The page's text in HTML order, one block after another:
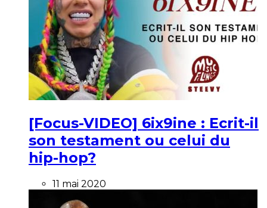
[Focus-VIDEO] 6ix9ine : Ecrit-il
son testament ou celui du
hip-hop?
11 mai 2020